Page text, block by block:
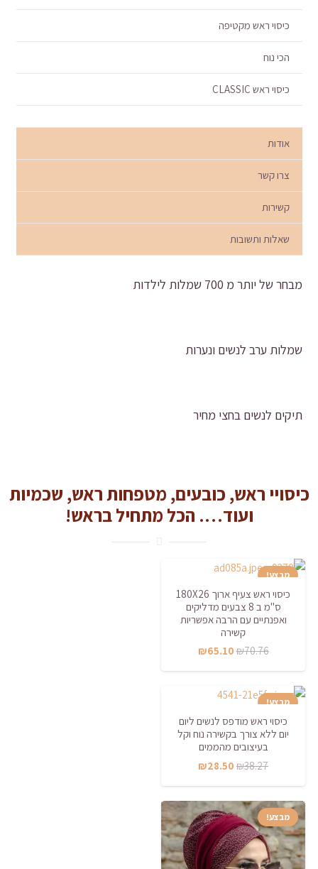
כיסוי ראש מקטיפה
הכי נוח
כיסוי ראש CLASSIC
אודות
צרו קשר
קשירות
שאלות ותשובות
מבחר של יותר מ 700 שמלות לילדות
שמלות ערב לנשים ונערות
תיקים לנשים בחצי מחיר
כיסויי ראש, כובעים, מטפחות ראש, שכמיות
ועוד…. הכל מתחיל בראש!
מבצע!
כיסוי ראש צעיף ארוך 180X26
ס"מ ב 8 צבעים מדליקים
ואפנתיים עם הרבה אפשריות
קשירה
₪70.76
המחיר
המקורי
₪65.10
הנוכחי
מבצע!
כיסוי ראש מודפס לנשים ליום
יום ללא צורך בקשירה נוח וקל
בעיצובים מהממים
₪38.27
המחיר
המקורי
היה:
₪38.27.
₪28.50
הנוכחי
הוא:
₪28.50.
מבצע!